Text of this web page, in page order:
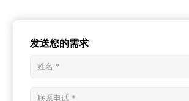
发送您的需求